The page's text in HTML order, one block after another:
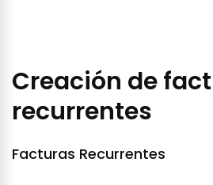
Creación de
recurrentes
Facturas Recurrentes